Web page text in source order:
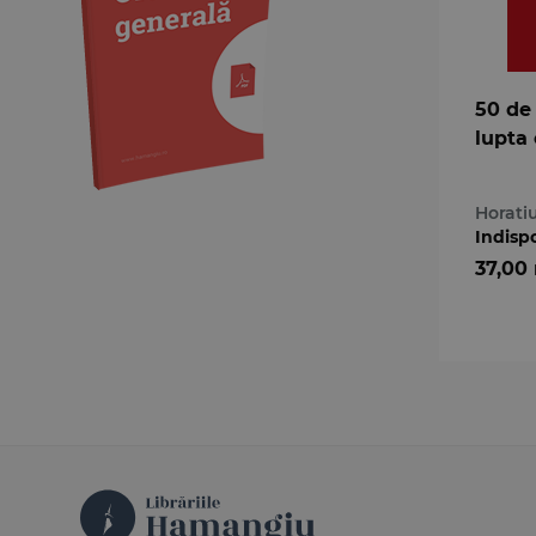
Medicină
Organizarea profesiilor
Protecția drepturilor omului
Teoria generală a dreptului
50
lupta
37,00